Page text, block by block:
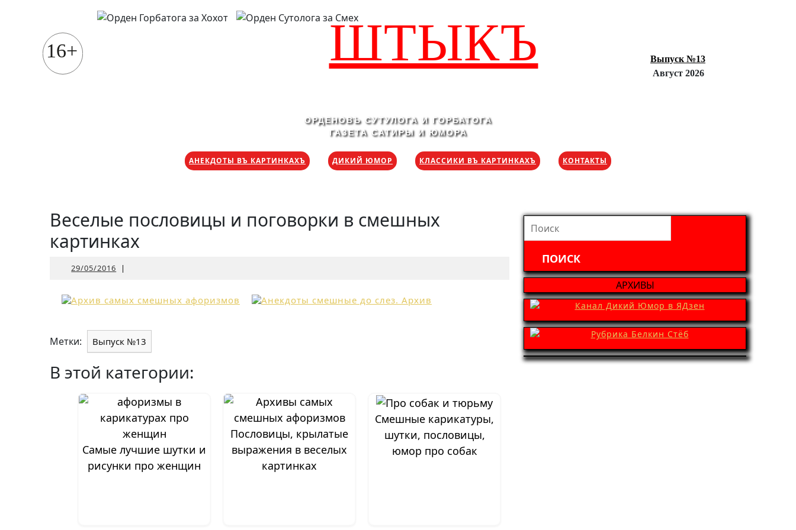
содержимому
16+ ШТЫКЪ
Выпуск №13
Август 2026
ОРДЕНОВЪ СУТУЛОГА И ГОРБАТОГА
ГАЗЕТА САТИРЫ И ЮМОРА
АНЕКДОТЫ ВЪ КАРТИНКАХЪ ДИКИЙ ЮМОР КЛАССИКИ ВЪ КАРТИНКАХЪ КОНТАКТЫ
Веселые пословицы и поговорки в смешных
картинках
29/05/2016 29/05/2016
|
Метки: Выпуск №13
В этой категории:
Самые лучшие шутки и
рисунки про женщин
Пословицы, крылатые
выражения в веселых
картинках
Смешные карикатуры,
шутки, пословицы,
юмор про собак
Найти:
АРХИВЫ